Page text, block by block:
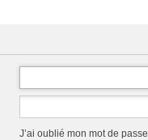
J’ai oublié mon mot de passe